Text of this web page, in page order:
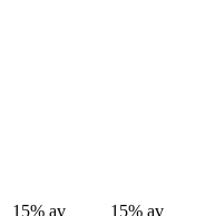
15% av
15% av